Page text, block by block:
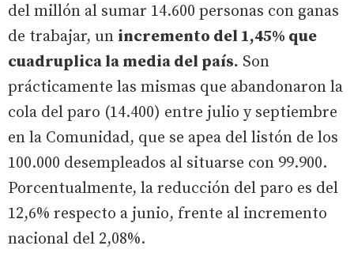
del millón al sumar 14.600 personas con ganas
de trabajar, un incremento del 1,45% que
cuadruplica la media del país. Son
prácticamente las mismas que abandonaron la
cola del paro (14.400) entre julio y septiembre
en la Comunidad, que se apea del listón de los
100.000 desempleados al situarse con 99.900.
Porcentualmente, la reducción del paro es del
12,6% respecto a junio, frente al incremento
nacional del 2,08%.